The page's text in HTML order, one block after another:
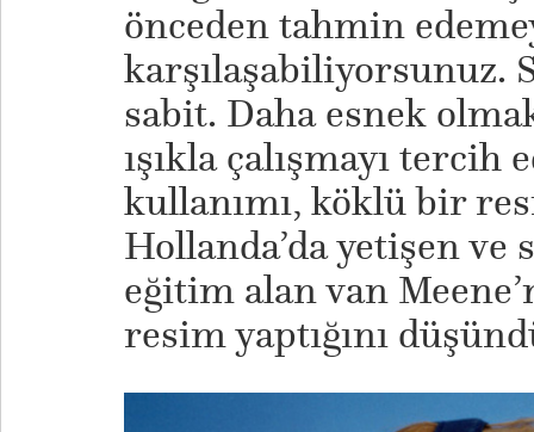
önceden tahmin
karşılaşabiliyorsunuz.
sabit. Daha esnek
ışıkla çalışmayı tercih
kullanımı, köklü bir
Hollanda’da yetişen ve
eğitim alan van
resim yaptığını